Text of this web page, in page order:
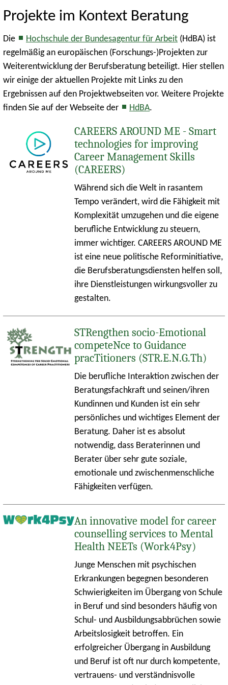
Projekte im Kontext Beratung
Die Hochschule der Bundesagentur für Arbeit (HdBA) ist
regelmäßig an europäischen (Forschungs-)Projekten zur
Weiterentwicklung der Berufsberatung beteiligt. Hier stellen
wir einige der aktuellen Projekte mit Links zu den
Ergebnissen auf den Projektwebseiten vor. Weitere Projekte
finden Sie auf der Webseite der
HdBA.
CAREERS AROUND ME - Smart
technologies for improving
Career Management Skills
(CAREERS)
Während sich die Welt in rasantem
Tempo verändert, wird die Fähigkeit mit
Komplexität umzugehen und die eigene
berufliche Entwicklung zu steuern,
immer wichtiger. CAREERS AROUND ME
ist eine neue politische Reforminitiative,
die Berufsberatungsdiensten helfen soll,
ihre Dienstleistungen wirkungsvoller zu
gestalten.
STRengthen socio-Emotional
competeNce to Guidance
pracTitioners (STR.E.N.G.Th)
Die berufliche Interaktion zwischen der
Beratungsfachkraft und seinen/ihren
Kundinnen und Kunden ist ein sehr
persönliches und wichtiges Element der
Beratung. Daher ist es absolut
notwendig, dass Beraterinnen und
Berater über sehr gute soziale,
emotionale und zwischenmenschliche
Fähigkeiten verfügen.
An innovative model for career
counselling services to Mental
Health NEETs (Work4Psy)
Junge Menschen mit psychischen
Erkrankungen begegnen besonderen
Schwierigkeiten im Übergang von Schule
in Beruf und sind besonders häufig von
Schul- und Ausbildungsabbrüchen sowie
Arbeitslosigkeit betroffen. Ein
erfolgreicher Übergang in Ausbildung
und Beruf ist oft nur durch kompetente,
vertrauens- und verständnisvolle